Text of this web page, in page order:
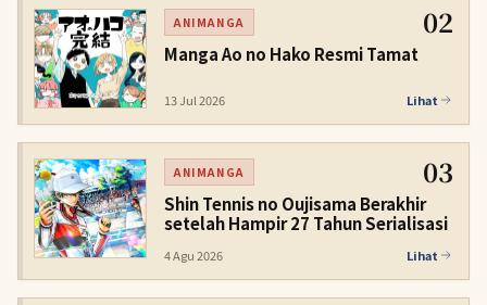
ANIMANGA 02
Manga Ao no Hako Resmi Tamat
13 Jul 2026 Lihat
ANIMANGA 03
Shin Tennis no Oujisama Berakhir
setelah Hampir 27 Tahun Serialisasi
4 Agu 2026 Lihat